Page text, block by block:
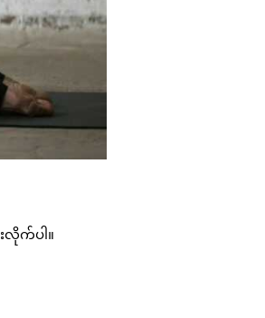
လိုက်ပါ။